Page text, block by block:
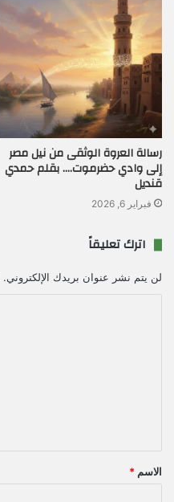
رسالة العروة الوثقى من نيل مصر
إلى وادي حضرموت…. بقلم حمدي
قنديل
فبراير 6, 2026
اترك تعليقاً
لن يتم نشر عنوان بريدك الإلكتروني.
ق
*
الاسم *